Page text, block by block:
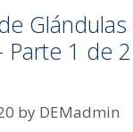
Parte 1 de
by DEMadmin